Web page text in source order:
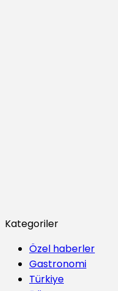
Kategoriler
Özel haberler
Gastronomi
Türkiye